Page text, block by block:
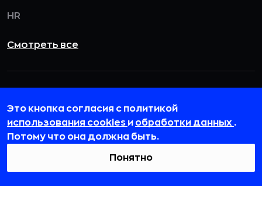
HR
Смотреть все
округ Даниловский, пр-кт Андропова, д. 18, к. 3
team@rb.ru
Это кнопка согласия с политикой
использования cookies и обработки данных .
Потому что она должна быть.
Понятно